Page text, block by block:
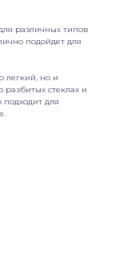
различных типов
подойдет для
легкий, но и
стеклах и
подходит для